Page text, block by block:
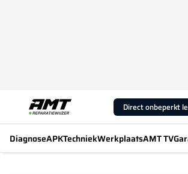
Direct onbeperkt
DiagnoseAPKTechniekWerkplaatsAMT TV